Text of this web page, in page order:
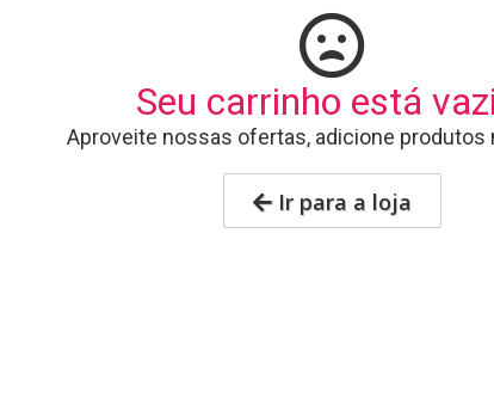
Seu carrinho está
Aproveite nossas ofertas, adicione produtos
Ir para a loja